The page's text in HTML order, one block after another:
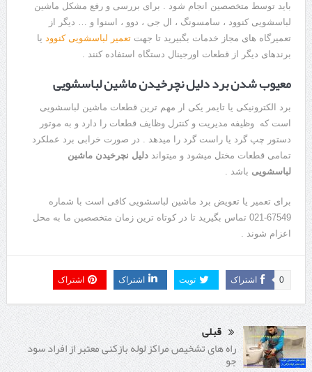
باید توسط متخصصین انجام شود . برای بررسی و رفع مشکل ماشین
لباسشویی کنوود ، سامسونگ ، ال جی ، دوو ، اسنوا و … دیگر از
تعمیرگاه های مجاز خدمات بگبیرید تا جهت تعمیر لباسشویی کنوودیا
برندهای دیگر از قطعات اورجینال دستگاه استفاده کنند .
معیوب شدن برد دلیل نچرخیدن ماشین لباسشویی
برد الکترونیکی یا تایمر یکی ار مهم ترین قطعات ماشین لباسشویی
است که وظیفه مدیریت و کنترل وظایف قطعات را دارد و به موتور
دستور چپ گرد یا راست گرد را میدهد . در صورت خرابی برد عملکرد
تمامی قطعات مختل میشود و میتواند دلیل نچرخیدن ماشین
لباسشویی باشد .
برای تعمیر یا تعویض برد ماشین لباسشویی کافی است با شماره
67549-021 تماس بگیرید تا در کوتاه ترین زمان متخصصین ما به محل
اعزام شوند .
اشتراک 0 تویت اشتراک اشتراک
قبلی
راه های تشخیص مراکز لوله بازکنی معتبر از افراد سود
جو